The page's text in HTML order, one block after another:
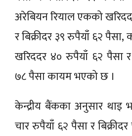
अरेबियन रियाल एकको
र बिक्रीदर ३९ रुपैयाँ ६२
खरिददर ४० रुपैयाँ ६२ पैसा
७८ पैसा कायम भएको छ ।
केन्द्रीय बैंकका अनुसार थाइ
चार रुपैयाँ ६२ पैसा र